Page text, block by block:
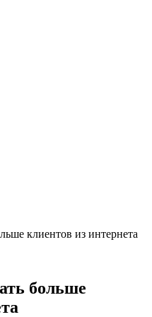
клиентов из интернета
больше